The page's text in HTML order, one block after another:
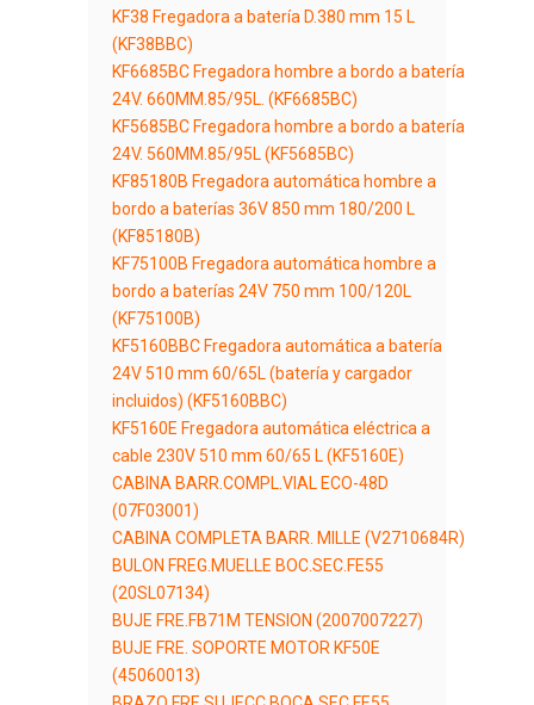
KF38 Fregadora a batería D.380 mm 15 L
(KF38BBC)
KF6685BC Fregadora hombre a bordo a batería
24V. 660MM.85/95L. (KF6685BC)
KF5685BC Fregadora hombre a bordo a batería
24V. 560MM.85/95L (KF5685BC)
KF85180B Fregadora automática hombre a
bordo a baterías 36V 850 mm 180/200 L
(KF85180B)
KF75100B Fregadora automática hombre a
bordo a baterías 24V 750 mm 100/120L
(KF75100B)
KF5160BBC Fregadora automática a batería
24V 510 mm 60/65L (batería y cargador
incluidos) (KF5160BBC)
KF5160E Fregadora automática eléctrica a
cable 230V 510 mm 60/65 L (KF5160E)
CABINA BARR.COMPL.VIAL ECO-48D
(07F03001)
CABINA COMPLETA BARR. MILLE (V2710684R)
BULON FREG.MUELLE BOC.SEC.FE55
(20SL07134)
BUJE FRE.FB71M TENSION (2007007227)
BUJE FRE. SOPORTE MOTOR KF50E
(45060013)